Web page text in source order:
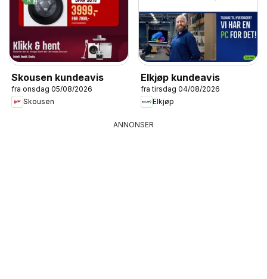
Skousen kundeavis
fra onsdag 05/08/2026
Skousen
Elkjøp kundeavis
fra tirsdag 04/08/2026
Elkjøp
ANNONSER